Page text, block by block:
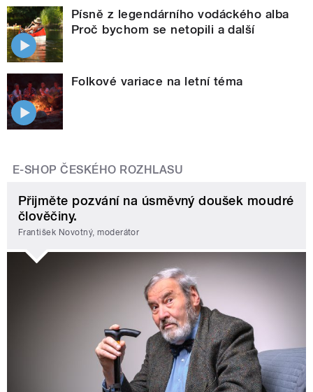
Písně z legendárního vodáckého alba
Proč bychom se netopili a další
Folkové variace na letní téma
E-SHOP ČESKÉHO ROZHLASU
Přijměte pozvání na úsměvný doušek moudré
člověčiny.
František Novotný, moderátor